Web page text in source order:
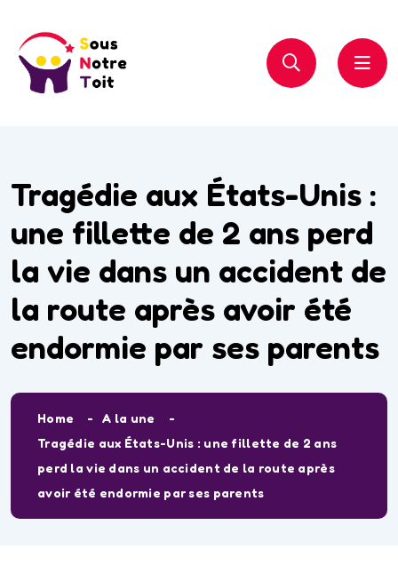
Tragédie aux États-Unis :
une fillette de 2 ans perd
la vie dans un accident de
la route après avoir été
endormie par ses parents
Home
A la une
Tragédie aux États-Unis : une fillette de 2 ans
perd la vie dans un accident de la route après
avoir été endormie par ses parents